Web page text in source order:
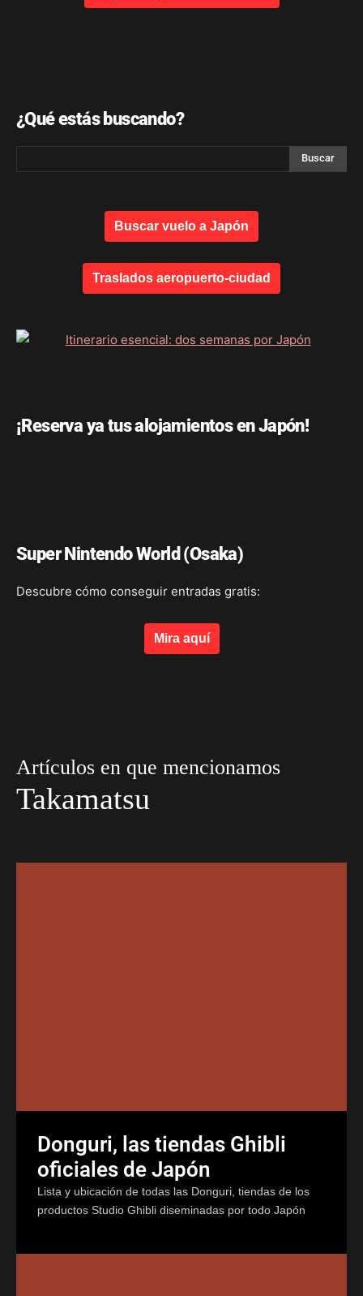
¿Qué estás buscando?
Buscar vuelo a Japón
Traslados aeropuerto-ciudad
¡Reserva ya tus alojamientos en Japón!
Super Nintendo World (Osaka)
Descubre cómo conseguir entradas gratis:
Mira aquí
Artículos en que mencionamos
Takamatsu
Donguri, las tiendas Ghibli
oficiales de Japón
Lista y ubicación de todas las Donguri, tiendas de los
productos Studio Ghibli diseminadas por todo Japón